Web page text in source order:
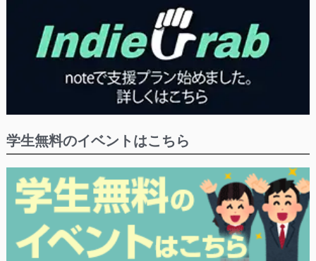
学生無料のイベントはこちら